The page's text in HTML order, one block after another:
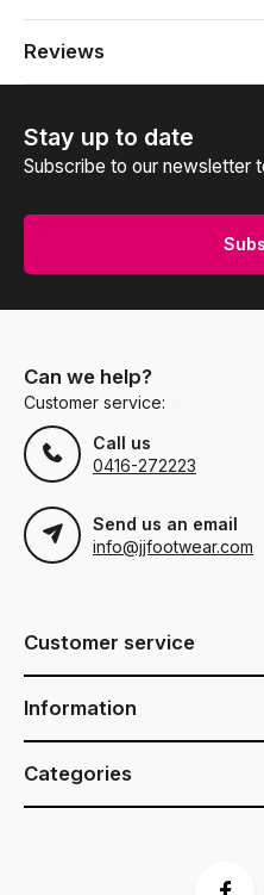
Reviews
Stay up to date
Subscribe to our newsletter
Can we help?
Customer service:
Call us
0416-272223
Send us an email
info@jjfootwear.com
Customer service
Information
Categories